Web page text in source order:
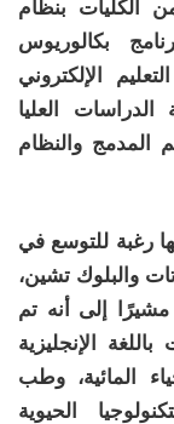
الكليات بنظام
المعتمدة، واستحداث 25 برنامج بكالوريوس
الإلكتروني
بمرحلة الدراسات العليا
المدمج والنظام
رغبة للتوسع في
والبلوك تشين،
إلى أنه تم
الإنجليزية
المائية، وطب
الحيوية